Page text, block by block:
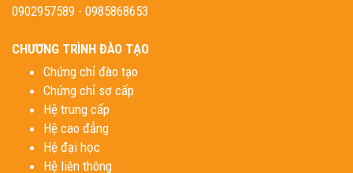
0902957589 - 0985868653
CHƯƠNG TRÌNH ĐÀO TẠO
Chứng chỉ đào tạo
Chứng chỉ sơ cấp
Hệ trung cấp
Hệ cao đẳng
Hệ đại học
Hệ liên thông